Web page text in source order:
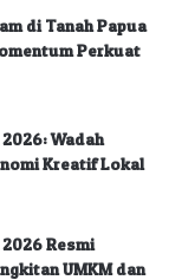
di Tanah Papua
Perkuat
Wadah
Kreatif Lokal
Resmi
UMKM dan